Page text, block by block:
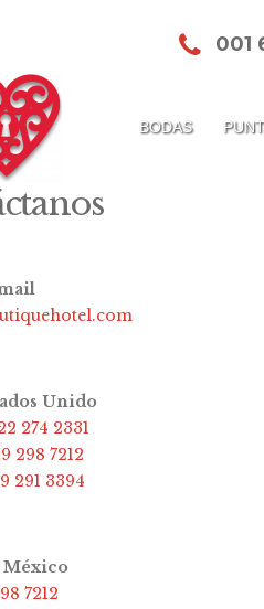
001
BODAS
Unido
274 2331
298 7212
291 3394
México
7212